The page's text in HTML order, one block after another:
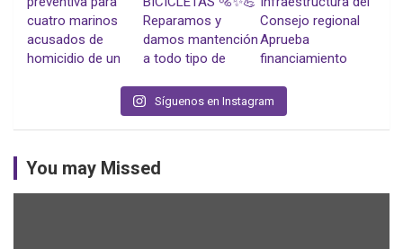
Síguenos en Instagram
You may Missed